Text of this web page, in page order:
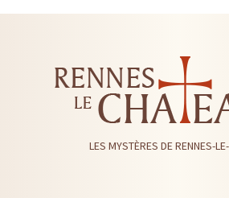
LES MYSTÈRES DE RENNES-